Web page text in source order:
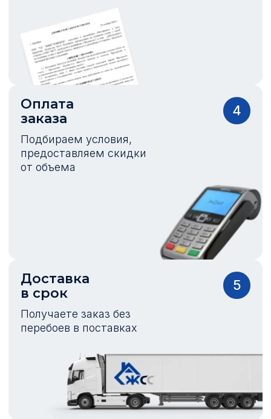
Оплата
заказа
Подбираем условия,
предоставляем скидки
от объема
4
Доставка
в срок
Получаете заказ без
перебоев в поставках
5